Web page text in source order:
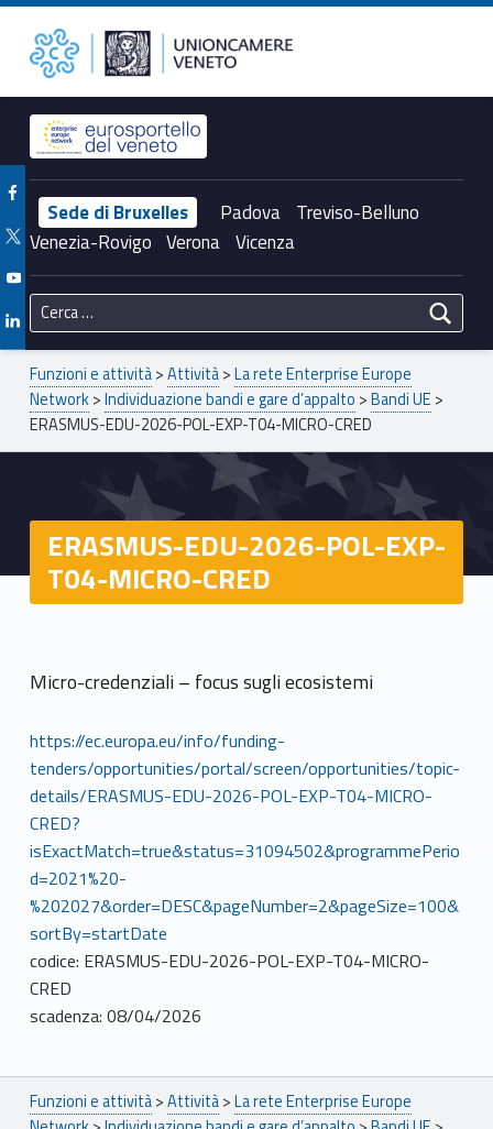
ERASMUS-EDU-2026-POL-EXP-T04-MICRO-CRED – Unioncamere del Veneto Unioncamere del Veneto
Header info sidebar
Sede di Bruxelles Padova Treviso-Belluno
Venezia-Rovigo Verona Vicenza
Facebook Unioncamere Veneto
Twitter Unioncamere Veneto
Youtube Unioncamere Veneto
Linkedin Unioncamere Veneto
Ricerca per:
Breadcrumbs navigation
Funzioni e attività>Attività>La rete Enterprise Europe
Network>Individuazione bandi e gare d’appalto >Bandi UE >
ERASMUS-EDU-2026-POL-EXP-T04-MICRO-CRED
ERASMUS-EDU-2026-POL-EXP-
T04-MICRO-CRED
Micro-credenziali – focus sugli ecosistemi
https://ec.europa.eu/info/funding-
tenders/opportunities/portal/screen/opportunities/topic-
details/ERASMUS-EDU-2026-POL-EXP-T04-MICRO-
CRED?
isExactMatch=true&status=31094502&programmePerio
d=2021%20-
%202027&order=DESC&pageNumber=2&pageSize=100&
sortBy=startDate
codice: ERASMUS-EDU-2026-POL-EXP-T04-MICRO-
CRED
scadenza: 08/04/2026
Breadcrumbs navigation
Funzioni e attività>Attività>La rete Enterprise Europe